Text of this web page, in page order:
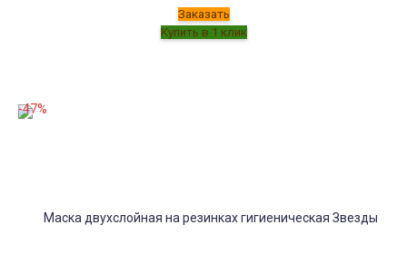
Заказать
-47%